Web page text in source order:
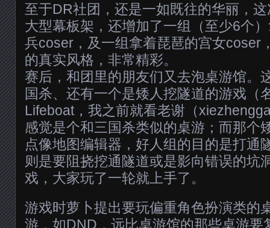
至于DR社团，还是一如既往的华丽，
大型幕板架，还增加了一组（至少6个
兵coser，及一组拿着琵琶的宫女coser
的真实风格，非常精彩。
赛后，和团里的朋友们又去泡桌游馆。
国杀、还有一个是矮人挖隧道的游戏（
Lifeboat，我之前就看老谢（
感觉是个和三国杀类似的桌游；而那个
点像地图编辑器，好人组的目的是打通
则是要阻挠挖通隧道或是影向错误的坑
戏，大家玩了一轮就上手了。
游戏时萝卜提出要玩偏重角色扮演类的
游，如DND，远比桌游馆的那些桌游要